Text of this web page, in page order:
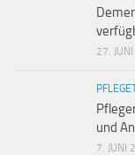
27.
und
7. JUNI